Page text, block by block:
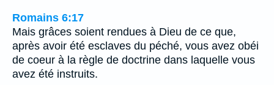
Romains 6:17
Mais grâces soient rendues à Dieu de ce que,
après avoir été esclaves du péché, vous avez obéi
de coeur à la règle de doctrine dans laquelle vous
avez été instruits.